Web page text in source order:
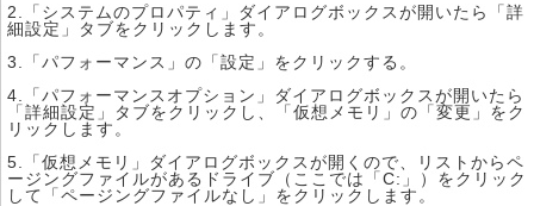
2.「システムのプロパティ」ダイアログボックスが開いたら「詳
細設定」タブをクリックします。
3.「パフォーマンス」の「設定」をクリックする。
4.「パフォーマンスオプション」ダイアログボックスが開いたら
「詳細設定」タブをクリックし、「仮想メモリ」の「変更」をク
リックします。
5.「仮想メモリ」ダイアログボックスが開くので、リストからペ
ージングファイルがあるドライブ（ここでは「C:」）をクリック
して「ページングファイルなし」をクリックします。